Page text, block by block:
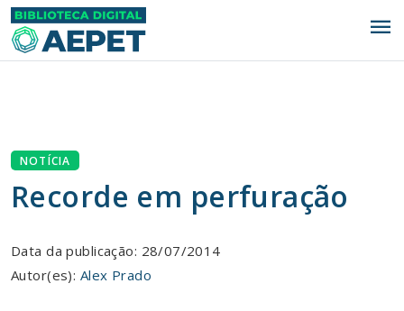
menu
NOTÍCIA
Recorde em perfuração
Data da publicação: 28/07/2014
Autor(es): Alex Prado